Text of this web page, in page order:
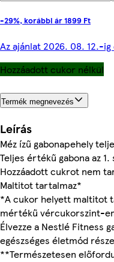
-29%, korábbi ár 1899 Ft
Az ajánlat 2026. 08. 12.-ig
Hozzáadott cukor nélkül
Termék megnevezés
Leírás
Méz ízű gabonapehely
Teljes értékű gabona az
Hozzáadott cukrot nem
Maltitot tartalmaz*
*A cukor helyett maltitot
mértékű vércukorszint-
Élvezze a Nestlé Fitness
egészséges életmód
**Természetesen